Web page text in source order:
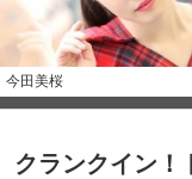
今田美桜
クランクイン